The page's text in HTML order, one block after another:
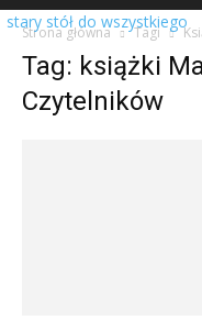
stary stół do wszystkiego
Strona główna Tagi
Tag: książki
Czytelników